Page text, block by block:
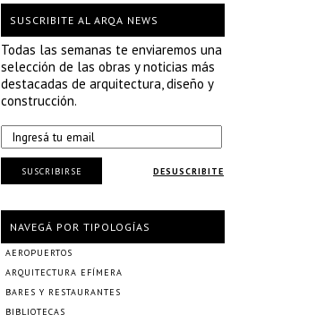
SUSCRIBITE AL ARQA NEWS
Todas las semanas te enviaremos una
selección de las obras y noticias más
destacadas de arquitectura, diseño y
construcción.
DESUSCRIBITE
SUSCRIBIRSE
NAVEGÁ POR TIPOLOGÍAS
AEROPUERTOS
ARQUITECTURA EFÍMERA
BARES Y RESTAURANTES
BIBLIOTECAS